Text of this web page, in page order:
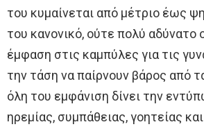
του κυμαίνεται από μέτριο έως
του κανονικό, ούτε πολύ αδύνατο
έμφαση στις καμπύλες για τις
την τάση να παίρνουν βάρος από
όλη του εμφάνιση δίνει την
ηρεμίας, συμπάθειας, γοητείας